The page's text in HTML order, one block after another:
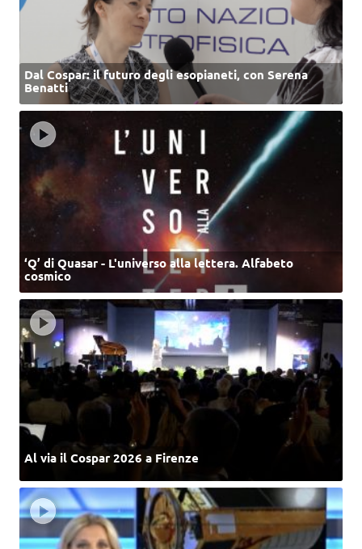
Dal Cospar: il futuro degli esopianeti, con Serena
Benatti
‘Q’ di Quasar - L'universo alla lettera. Alfabeto
cosmico
Al via il Cospar 2026 a Firenze